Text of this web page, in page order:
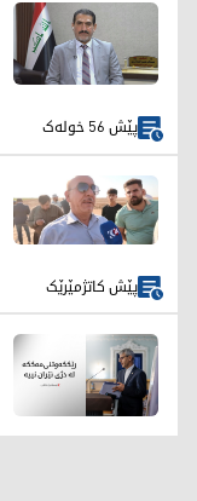
پێش 56 خولەک
پێش کاتژمێرێک